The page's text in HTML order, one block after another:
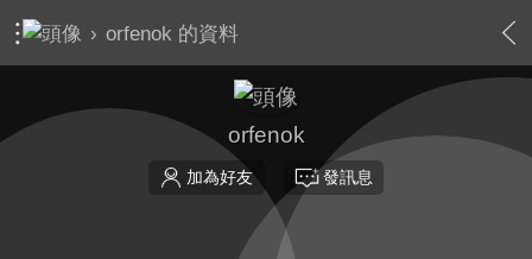
› orfenok 的資料
orfenok
加為好友 發訊息